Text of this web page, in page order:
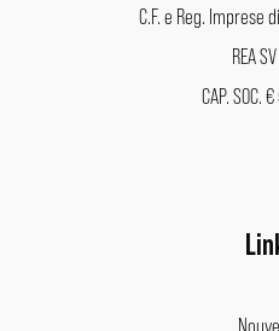
C.F. e Reg. Imprese
REA
CAP. SOC.